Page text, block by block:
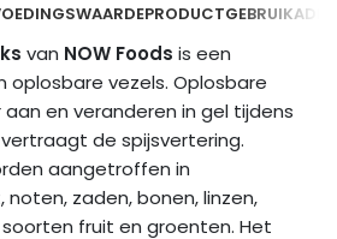
PRODUCTGEBRUIK
van NOW Foods is een
oplosbare vezels. Oplosbare
en veranderen in gel tijdens
​​de spijsvertering.
aangetroffen in
zaden, bonen, linzen,
fruit en groenten. Het